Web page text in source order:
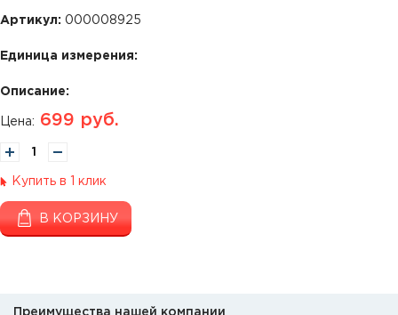
Артикул: 000008925
Единица измерения:
Описание:
Цена: 699 руб.
Купить в 1 клик
В КОРЗИНУ
Преимущества нашей компании